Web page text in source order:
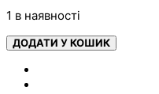
1 в наявності
ДОДАТИ У КОШИК